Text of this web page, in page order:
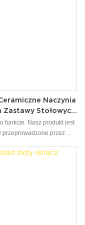
Naczynia
Zastawy Stołowych
funkcje. Nasz produkt jest
przeprowadzone przez
ponieważ może